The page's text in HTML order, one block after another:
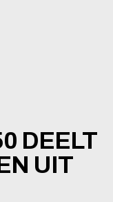
DEELT
UIT